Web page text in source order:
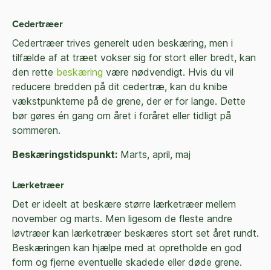
Cedertræer
Cedertræer trives generelt uden beskæring, men i
tilfælde af at træet vokser sig for stort eller bredt, kan
den rette beskæring være nødvendigt. Hvis du vil
reducere bredden på dit cedertræ, kan du knibe
vækstpunkterne på de grene, der er for lange. Dette
bør gøres én gang om året i foråret eller tidligt på
sommeren.
Beskæringstidspunkt: Marts, april, maj
Lærketræer
Det er ideelt at beskære større lærketræer mellem
november og marts. Men ligesom de fleste andre
løvtræer kan lærketræer beskæres stort set året rundt.
Beskæringen kan hjælpe med at opretholde en god
form og fjerne eventuelle skadede eller døde grene.